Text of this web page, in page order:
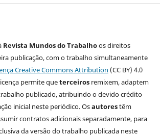
Revista Mundos do Trabalhoos direitos
publicação, com o trabalho simultaneamente
Creative Commons Attribution (CC BY) 4.0
permite queterceirosremixem, adaptem
publicado, atribuindo o devido crédito
inicial neste periódico. Osautorestêm
contratos adicionais separadamente, para
da versão do trabalho publicada neste